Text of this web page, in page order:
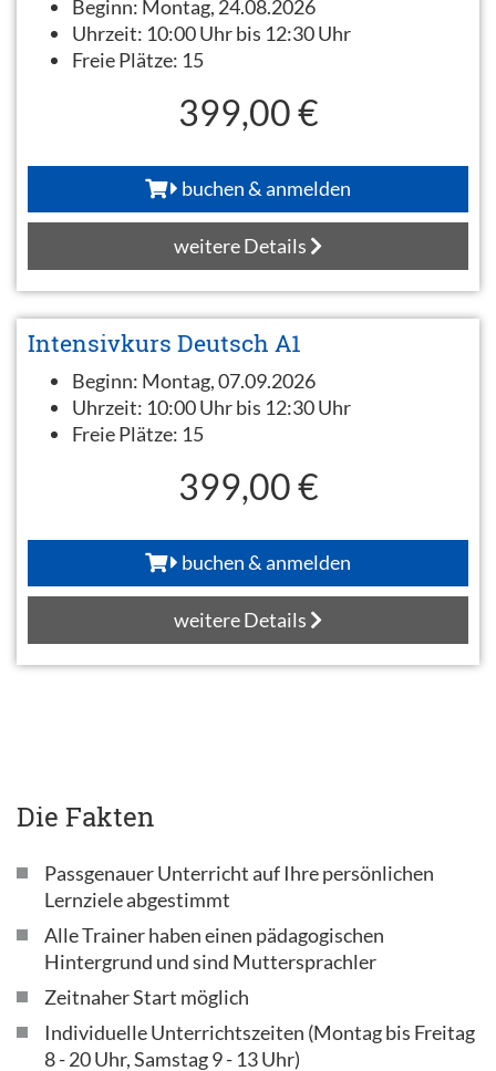
Beginn: Montag, 24.08.2026
Uhrzeit: 10:00 Uhr bis 12:30 Uhr
Freie Plätze: 15
399,00 €
buchen & anmelden
weitere Details
Intensivkurs Deutsch A1
Beginn: Montag, 07.09.2026
Uhrzeit: 10:00 Uhr bis 12:30 Uhr
Freie Plätze: 15
399,00 €
buchen & anmelden
weitere Details
Die Fakten
Passgenauer Unterricht auf Ihre persönlichen
Lernziele abgestimmt
Alle Trainer haben einen pädagogischen
Hintergrund und sind Muttersprachler
Zeitnaher Start möglich
Individuelle Unterrichtszeiten (Montag bis Freitag
8 - 20 Uhr, Samstag 9 - 13 Uhr)